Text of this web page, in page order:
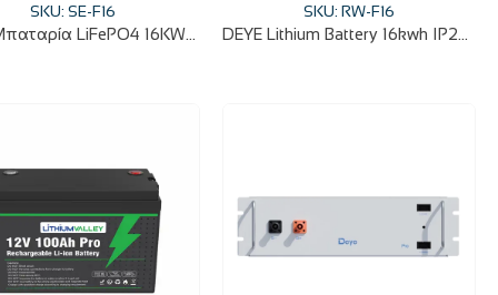
SKU: SE-F16
DEYE Μπαταρία LiFePO4 16KWh 51.2V 314Ah SE-F16
SKU: RW-F16
DEYE Lithium Battery 16kwh IP20 RW-F16